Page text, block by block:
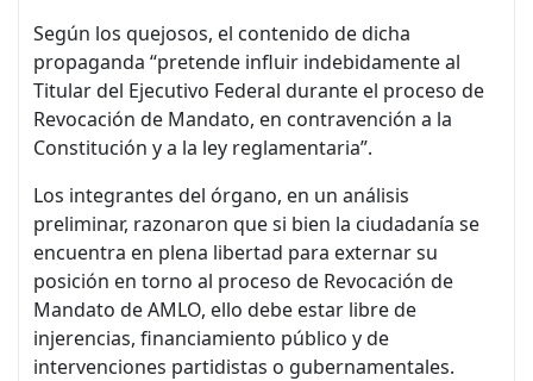
Según los quejosos, el contenido de dicha
propaganda “pretende influir indebidamente al
Titular del Ejecutivo Federal durante el proceso de
Revocación de Mandato, en contravención a la
Constitución y a la ley reglamentaria”.
Los integrantes del órgano, en un análisis
preliminar, razonaron que si bien la ciudadanía se
encuentra en plena libertad para externar su
posición en torno al proceso de Revocación de
Mandato de AMLO, ello debe estar libre de
injerencias, financiamiento público y de
intervenciones partidistas o gubernamentales.